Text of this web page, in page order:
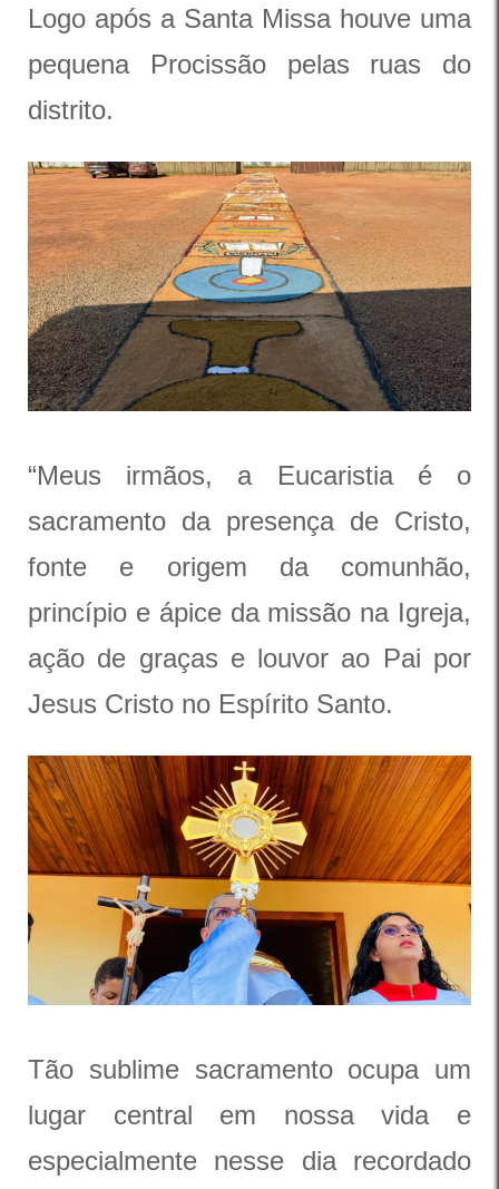
Logo após a Santa Missa houve uma
pequena Procissão pelas ruas do
distrito.
“Meus irmãos, a Eucaristia é o
sacramento da presença de Cristo,
fonte e origem da comunhão,
princípio e ápice da missão na Igreja,
ação de graças e louvor ao Pai por
Jesus Cristo no Espírito Santo.
Tão sublime sacramento ocupa um
lugar central em nossa vida e
especialmente nesse dia recordado